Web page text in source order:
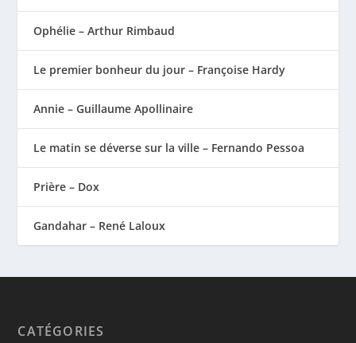
Ophélie – Arthur Rimbaud
Le premier bonheur du jour – Françoise Hardy
Annie – Guillaume Apollinaire
Le matin se déverse sur la ville – Fernando Pessoa
Prière – Dox
Gandahar – René Laloux
CATÉGORIES